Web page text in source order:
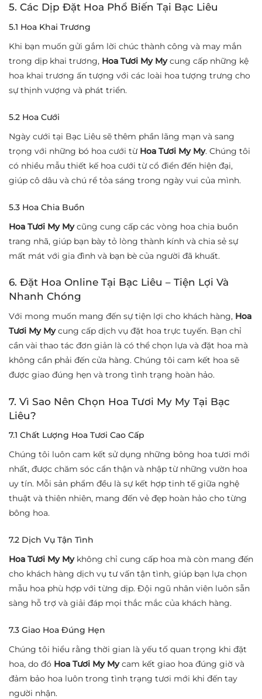
5. Các Dịp Đặt Hoa Phổ Biến Tại Bạc Liêu
5.1 Hoa Khai Trương
Khi bạn muốn gửi gắm lời chúc thành công và may mắn
trong dịp khai trương, Hoa Tươi My Mycung cấp những kệ
hoa khai trương ấn tượng với các loài hoa tượng trưng cho
sự thịnh vượng và phát triển.
5.2 Hoa Cưới
Ngày cưới tại Bạc Liêu sẽ thêm phần lãng mạn và sang
trọng với những bó hoa cưới từ Hoa Tươi My My. Chúng tôi
có nhiều mẫu thiết kế hoa cưới từ cổ điển đến hiện đại,
giúp cô dâu và chú rể tỏa sáng trong ngày vui của mình.
5.3 Hoa Chia Buồn
Hoa Tươi My Mycũng cung cấp các vòng hoa chia buồn
trang nhã, giúp bạn bày tỏ lòng thành kính và chia sẻ sự
mất mát với gia đình và bạn bè của người đã khuất.
6. Đặt Hoa Online Tại Bạc Liêu – Tiện Lợi Và
Nhanh Chóng
Với mong muốn mang đến sự tiện lợi cho khách hàng, Hoa
Tươi My Mycung cấp dịch vụ đặt hoa trực tuyến. Bạn chỉ
cần vài thao tác đơn giản là có thể chọn lựa và đặt hoa mà
không cần phải đến cửa hàng. Chúng tôi cam kết hoa sẽ
được giao đúng hẹn và trong tình trạng hoàn hảo.
7. Vì Sao Nên Chọn Hoa Tươi My My Tại Bạc
Liêu?
7.1 Chất Lượng Hoa Tươi Cao Cấp
Chúng tôi luôn cam kết sử dụng những bông hoa tươi mới
nhất, được chăm sóc cẩn thận và nhập từ những vườn hoa
uy tín. Mỗi sản phẩm đều là sự kết hợp tinh tế giữa nghệ
thuật và thiên nhiên, mang đến vẻ đẹp hoàn hảo cho từng
bông hoa.
7.2 Dịch Vụ Tận Tình
Hoa Tươi My Mykhông chỉ cung cấp hoa mà còn mang đến
cho khách hàng dịch vụ tư vấn tận tình, giúp bạn lựa chọn
mẫu hoa phù hợp với từng dịp. Đội ngũ nhân viên luôn sẵn
sàng hỗ trợ và giải đáp mọi thắc mắc của khách hàng.
7.3 Giao Hoa Đúng Hẹn
Chúng tôi hiểu rằng thời gian là yếu tố quan trọng khi đặt
hoa, do đó Hoa Tươi My Mycam kết giao hoa đúng giờ và
đảm bảo hoa luôn trong tình trạng tươi mới khi đến tay
người nhận.